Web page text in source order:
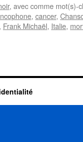
, avec comme mot(s)-
, cancer,
, Frank Michaël, Italie,